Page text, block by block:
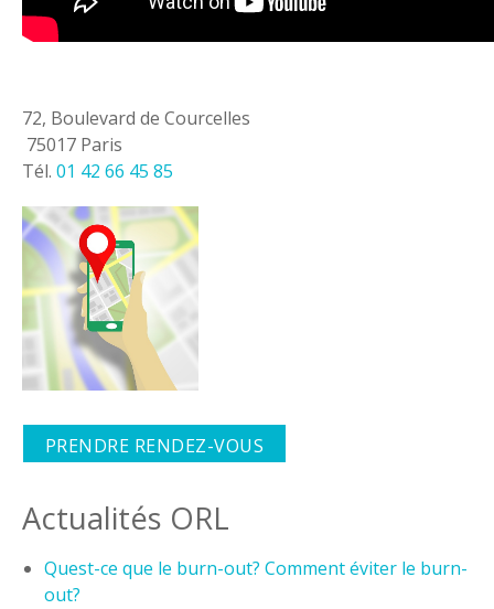
72, Boulevard de Courcelles
75017 Paris
Tél. 01 42 66 45 85
PRENDRE RENDEZ-VOUS
Actualités ORL
Quest-ce que le burn-out? Comment éviter le burn-
out?